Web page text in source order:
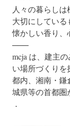
人々の暮らしは
大切にしている
懐かしい香り、
───
mcja は、建主
い場所づくりを
都内、湘南・鎌
城県等の首都圏
．